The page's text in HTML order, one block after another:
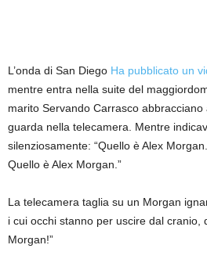
L’onda di San Diego Ha pubblicato un
mentre entra nella suite del
marito Servando Carrasco
guarda nella telecamera. Mentre
silenziosamente: “Quello è Alex
Quello è Alex Morgan.”
La telecamera taglia su un Morgan
i cui occhi stanno per uscire dal cranio,
Morgan!”